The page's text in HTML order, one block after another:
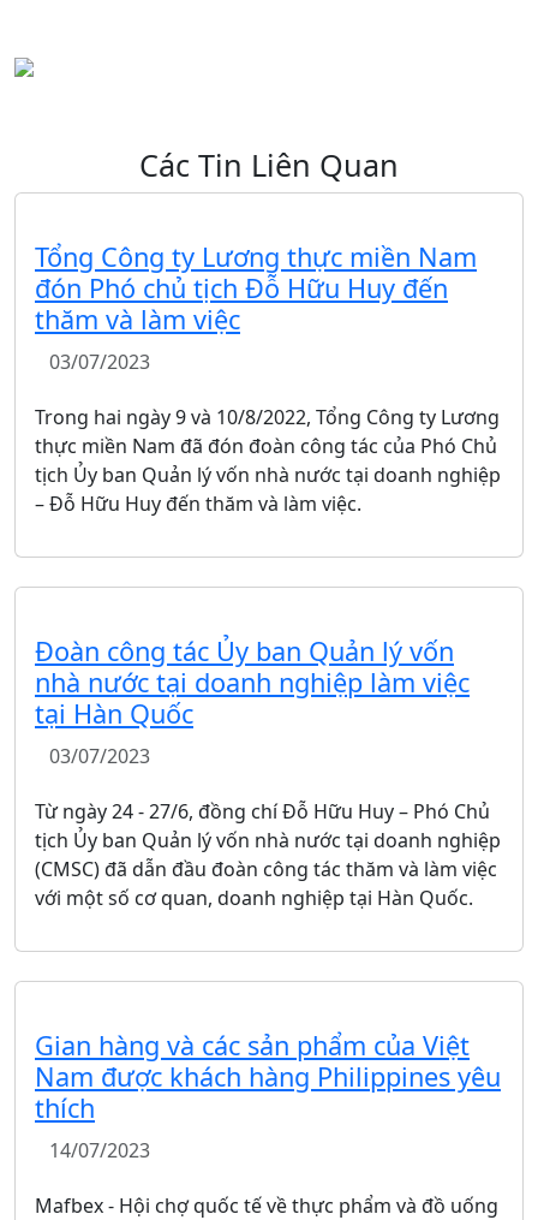
Các Tin Liên Quan
Tổng Công ty Lương thực miền Nam
đón Phó chủ tịch Đỗ Hữu Huy đến
thăm và làm việc
03/07/2023
Trong hai ngày 9 và 10/8/2022, Tổng Công ty Lương
thực miền Nam đã đón đoàn công tác của Phó Chủ
tịch Ủy ban Quản lý vốn nhà nước tại doanh nghiệp
– Đỗ Hữu Huy đến thăm và làm việc.
Đoàn công tác Ủy ban Quản lý vốn
nhà nước tại doanh nghiệp làm việc
tại Hàn Quốc
03/07/2023
Từ ngày 24 - 27/6, đồng chí Đỗ Hữu Huy – Phó Chủ
tịch Ủy ban Quản lý vốn nhà nước tại doanh nghiệp
(CMSC) đã dẫn đầu đoàn công tác thăm và làm việc
với một số cơ quan, doanh nghiệp tại Hàn Quốc.
Gian hàng và các sản phẩm của Việt
Nam được khách hàng Philippines yêu
thích
14/07/2023
Mafbex - Hội chợ quốc tế về thực phẩm và đồ uống